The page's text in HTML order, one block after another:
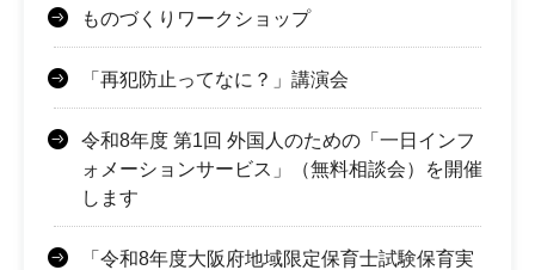
ものづくりワークショップ
「再犯防止ってなに？」講演会
令和8年度 第1回 外国人のための「一日インフ
ォメーションサービス」（無料相談会）を開催
します
「令和8年度大阪府地域限定保育士試験保育実